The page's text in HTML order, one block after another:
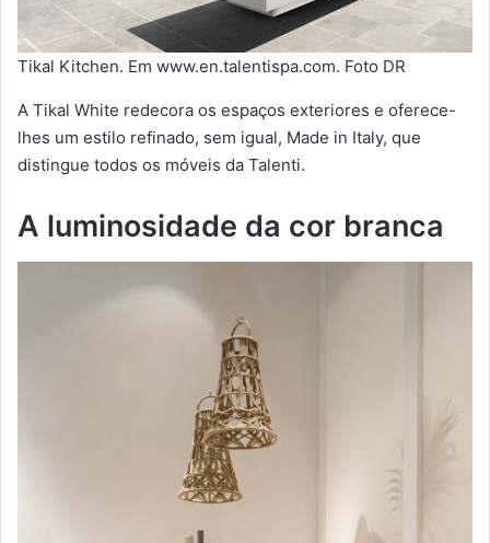
Tikal Kitchen. Em www.en.talentispa.com. Foto DR
A Tikal White redecora os espaços exteriores e oferece-
lhes um estilo refinado, sem igual, Made in Italy, que
distingue todos os móveis da Talenti.
A luminosidade da cor branca